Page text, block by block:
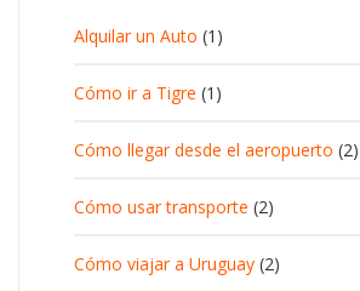
Alquilar un Auto (1)
Cómo ir a Tigre (1)
Cómo llegar desde el aeropuerto (2)
Cómo usar transporte (2)
Cómo viajar a Uruguay (2)